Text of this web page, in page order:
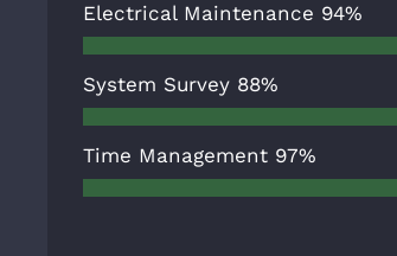
Electrical Maintenance 94%
System Survey 88%
Time Management 97%